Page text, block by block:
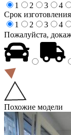
1
2 3 4
Срок изготовления
1
2 3 4
Пожалуйста,
Похожие модели